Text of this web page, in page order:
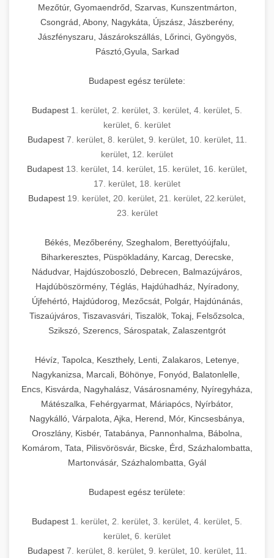
Mezőtúr, Gyomaendrőd, Szarvas, Kunszentmárton,
Csongrád, Abony, Nagykáta, Újszász, Jászberény,
Jászfényszaru, Jászárokszállás, Lőrinci, Gyöngyös,
Pásztó,Gyula, Sarkad
Budapest egész területe:
Budapest 1. kerület 2. kerület 3. kerület 4. kerület 5.
kerület 6. kerület
Budapest 7. kerület, 8. kerület, 9. kerület, 10. kerület, 11.
kerület 12. kerület
Budapest 13. kerület 14. kerület 15. kerület 16. kerület
17. kerület 18. kerület
Budapest 19. kerület 20. kerület 21. kerület 22.kerület
23. kerület
Békés, Mezőberény, Szeghalom, Berettyóújfalu,
Biharkeresztes, Püspökladány, Karcag, Derecske,
Nádudvar, Hajdúszoboszló, Debrecen, Balmazújváros,
Hajdúböszörmény, Téglás, Hajdúhadház, Nyíradony,
Újfehértó, Hajdúdorog, Mezőcsát, Polgár, Hajdúnánás,
Tiszaújváros, Tiszavasvári, Tiszalök, Tokaj, Felsőzsolca,
Szikszó, Szerencs, Sárospatak, Zalaszentgrót
Hévíz, Tapolca, Keszthely, Lenti, Zalakaros, Letenye,
Nagykanizsa, Marcali, Böhönye, Fonyód, Balatonlelle,
Encs, Kisvárda, Nagyhalász, Vásárosnamény, Nyíregyháza,
Mátészalka, Fehérgyarmat, Máriapócs, Nyírbátor,
Nagykálló, Várpalota, Ajka, Herend, Mór, Kincsesbánya,
Oroszlány, Kisbér, Tatabánya, Pannonhalma, Bábolna,
Komárom, Tata, Pilisvörösvár, Bicske, Érd, Százhalombatta,
Martonvásár, Százhalombatta, Gyál
Budapest egész területe:
Budapest 1. kerület 2. kerület 3. kerület 4. kerület 5.
kerület 6. kerület
Budapest 7. kerület, 8. kerület, 9. kerület, 10. kerület, 11.